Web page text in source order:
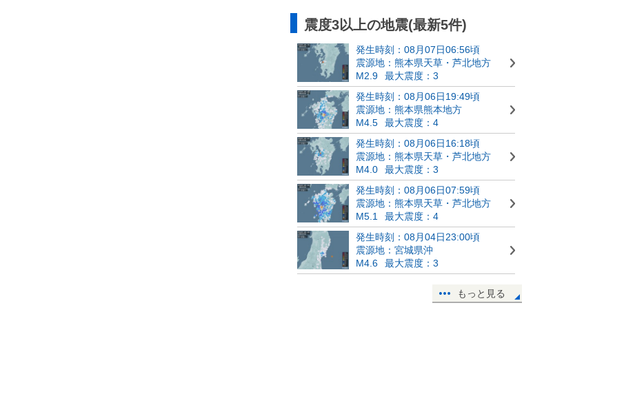
震度3以上の地震(最新5件)
発生時刻：08月07日06:56頃
震源地：熊本県天草・芦北地方
M2.9
最大震度：3
発生時刻：08月06日19:49頃
震源地：熊本県熊本地方
M4.5
最大震度：4
発生時刻：08月06日16:18頃
震源地：熊本県天草・芦北地方
M4.0
最大震度：3
発生時刻：08月06日07:59頃
震源地：熊本県天草・芦北地方
M5.1
最大震度：4
発生時刻：08月04日23:00頃
震源地：宮城県沖
M4.6
最大震度：3
もっと見る